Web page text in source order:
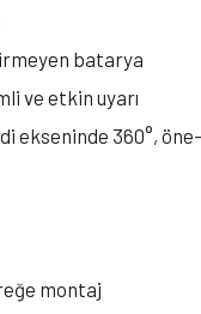
batarya
ve etkin uyarı
ekseninde 360°,
montaj